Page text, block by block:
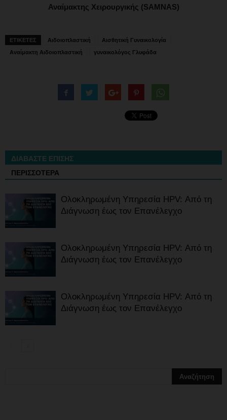
Αναίμακτης Χειρουργικής (SAMNAS)
ΕΤΙΚΕΤΕΣ Αιδοιοπλαστική
Αισθητική Γυναικολογία
Αναίμακτη Αιδοιοπλαστική
γυναικολόγος Γλυφάδα
ΔΙΑΒΑΣΤΕ ΕΠΙΣΗΣ
ΠΕΡΙΣΣΟΤΕΡΑ
Ολοκληρωμένη Υπηρεσία HPV: Από τη
Διάγνωση έως τον Επανέλεγχο
Ολοκληρωμένη Υπηρεσία HPV: Από τη
Διάγνωση έως τον Επανέλεγχο
Ολοκληρωμένη Υπηρεσία HPV: Από τη
Διάγνωση έως τον Επανέλεγχο